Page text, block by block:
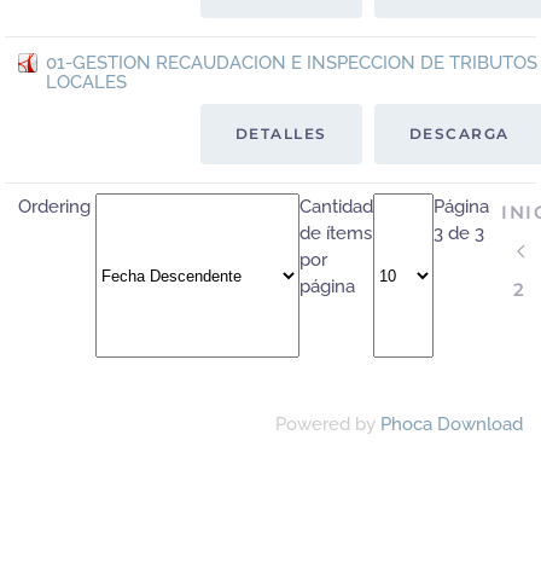
01-GESTION RECAUDACION E INSPECCION DE TRIBUTOS
LOCALES
DESCARGA
DETALLES
Ordering
Cantidad
de ítems
por
página
Página
3 de 3
2
Powered by Phoca Download